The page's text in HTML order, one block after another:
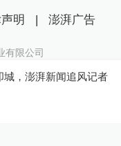
，澎湃新闻追风记者
明 | 澎湃广告
有限公司
备14003370号
号